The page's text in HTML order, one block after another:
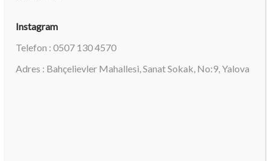
Instagram
Telefon : 0507 130 4570
Adres : Bahçelievler Mahallesi, Sanat Sokak, No:9, Yalova